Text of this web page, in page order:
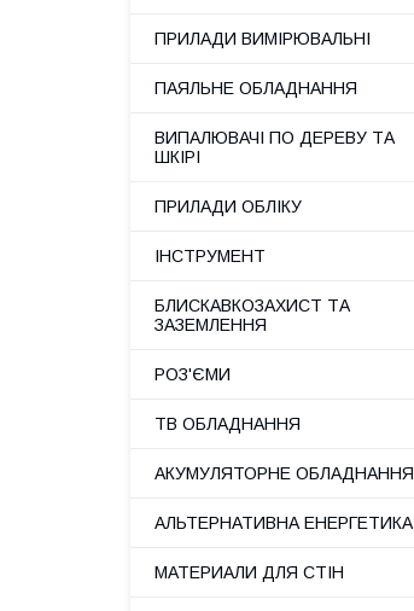
ПРИЛАДИ ВИМІРЮВАЛЬНІ
ПАЯЛЬНЕ ОБЛАДНАННЯ
ВИПАЛЮВАЧІ ПО ДЕРЕВУ ТА
ШКІРІ
ПРИЛАДИ ОБЛІКУ
ІНСТРУМЕНТ
БЛИСКАВКОЗАХИСТ ТА
ЗАЗЕМЛЕННЯ
РОЗ'ЄМИ
ТВ ОБЛАДНАННЯ
АКУМУЛЯТОРНЕ ОБЛАДНАННЯ
АЛЬТЕРНАТИВНА ЕНЕРГЕТИКА
МАТЕРИАЛИ ДЛЯ СТІН